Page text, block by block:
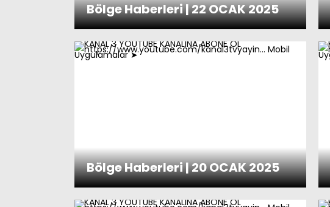
Bölge Haberleri | 22 OCAK 2025
Bölge Haberleri | 20 OCAK 2025